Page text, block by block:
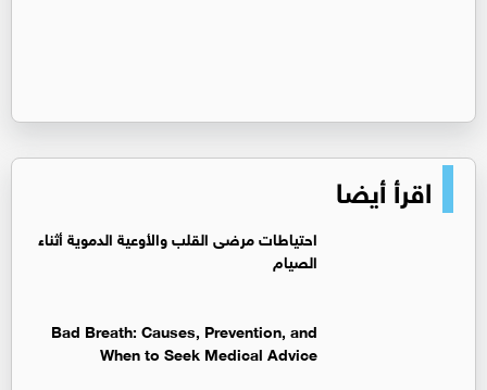
اقرأ أيضا
‏احتياطات مرضى القلب والأوعية الدموية أثناء
الصيام
Bad Breath: Causes, Prevention, and
When to Seek Medical Advice